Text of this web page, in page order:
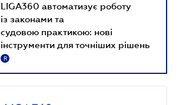
LIGA360 автоматизує роботу
із законами та
судовою практикою: нові
інструменти для точніших рішень
R